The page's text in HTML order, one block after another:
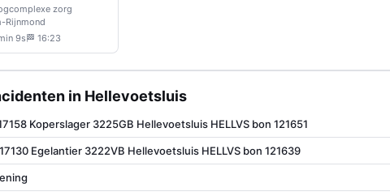
zorg
Rijnmond
9s 🏁 16:23
in Hellevoetsluis
Koperslager 3225GB Hellevoetsluis HELLVS bon 121651
Egelantier 3222VB Hellevoetsluis HELLVS bon 121639